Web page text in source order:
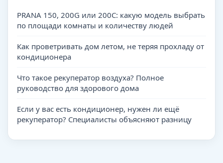
PRANA 150, 200G или 200C: какую модель выбрать
по площади комнаты и количеству людей
Как проветривать дом летом, не теряя прохладу от
кондиционера
Что такое рекуператор воздуха? Полное
руководство для здорового дома
Если у вас есть кондиционер, нужен ли ещё
рекуператор? Специалисты объясняют разницу